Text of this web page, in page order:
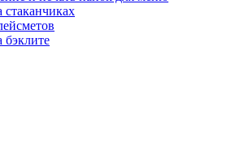
стаканчиках
бэклите